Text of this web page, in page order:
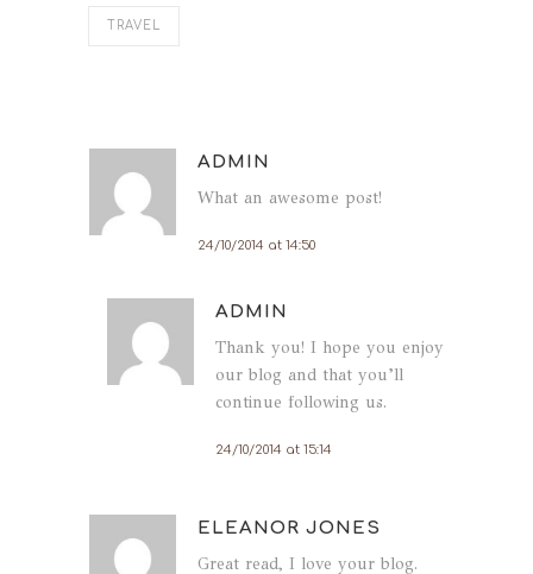
TRAVEL
ADMIN
What an awesome post!
24/10/2014 at 14:50
ADMIN
Thank you! I hope you enjoy
our blog and that you’ll
continue following us.
24/10/2014 at 15:14
ELEANOR JONES
Great read, I love your blog.